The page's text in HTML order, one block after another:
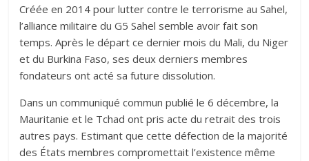
Créée en 2014 pour lutter contre le terrorisme au Sahel,
l’alliance militaire du G5 Sahel semble avoir fait son
temps. Après le départ ce dernier mois du Mali, du Niger
et du Burkina Faso, ses deux derniers membres
fondateurs ont acté sa future dissolution.
Dans un communiqué commun publié le 6 décembre, la
Mauritanie et le Tchad ont pris acte du retrait des trois
autres pays. Estimant que cette défection de la majorité
des États membres compromettait l’existence même